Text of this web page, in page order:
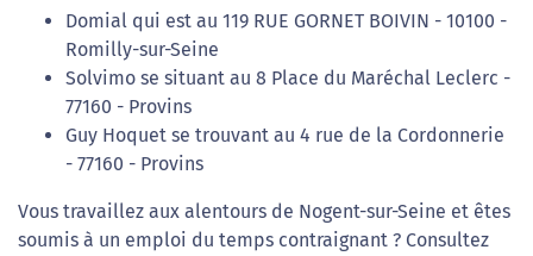
Domial qui est au 119 RUE GORNET BOIVIN - 10100 -
Romilly-sur-Seine
Solvimo se situant au 8 Place du Maréchal Leclerc -
77160 - Provins
Guy Hoquet se trouvant au 4 rue de la Cordonnerie
- 77160 - Provins
Vous travaillez aux alentours de Nogent-sur-Seine et êtes
soumis à un emploi du temps contraignant ? Consultez